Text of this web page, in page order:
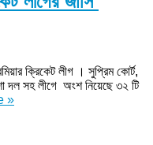
ক্রিকেট লীগ । সুপ্রিম কোর্ট,
দল সহ লীগে অংশ নিয়েছে ৩২ টি
»